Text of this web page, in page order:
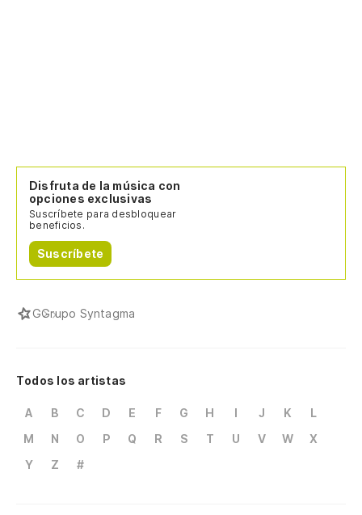
Disfruta de la música con
opciones exclusivas
Suscríbete para desbloquear
beneficios.
Suscríbete
GGrupo Syntagma
Todos los artistas
A B C D E F G H I J K
L
M
N O P Q R S T U V W
X
Y
Z #